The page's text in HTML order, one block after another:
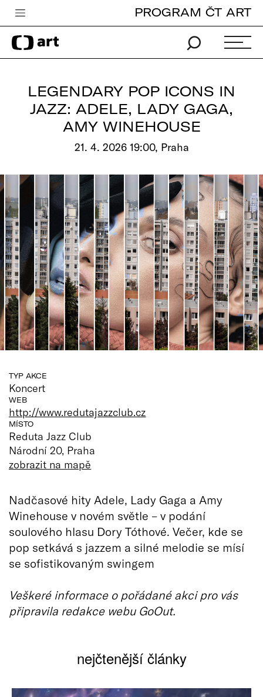
Česká televize
Zpravodajství
iVysílání
edu
Vše o ČT
PROGRAM ČT ART
LEGENDARY POP ICONS IN
JAZZ: ADELE, LADY GAGA,
AMY WINEHOUSE
21. 4. 2026 19:00, Praha
TYP AKCE
Koncert
WEB
http://www.redutajazzclub.cz
MÍSTO
Reduta Jazz Club
Národní 20, Praha
zobrazit na mapě
Nadčasové hity Adele, Lady Gaga a Amy
Winehouse v novém světle – v podání
soulového hlasu Dory Tóthové. Večer, kde se
pop setkává s jazzem a silné melodie se mísí
se sofistikovaným swingem
Veškeré informace o pořádané akci pro vás
připravila redakce webu GoOut.
nejčtenější články